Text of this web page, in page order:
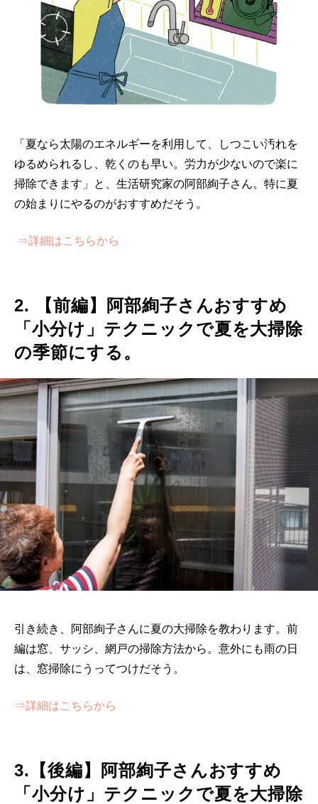
「夏なら太陽のエネルギーを利用して、しつこい汚れを
ゆるめられるし、乾くのも早い。労力が少ないので楽に
掃除できます」と、生活研究家の阿部絢子さん。特に夏
の始まりにやるのがおすすめだそう。
⇒詳細はこちらから
2. 【前編】阿部絢子さんおすすめ
「小分け」テクニックで夏を大掃除
の季節にする。
引き続き、阿部絢子さんに夏の大掃除を教わります。前
編は窓、サッシ、網戸の掃除方法から。意外にも雨の日
は、窓掃除にうってつけだそう。
⇒詳細はこちらから
3.【後編】阿部絢子さんおすすめ
「小分け」テクニックで夏を大掃除